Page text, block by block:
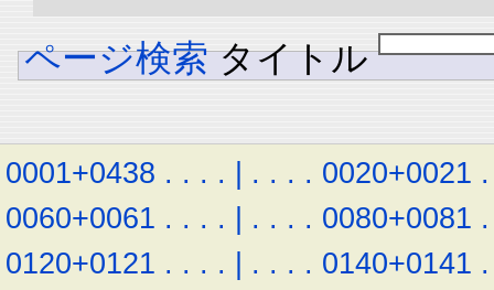
ページ検索 タイトル
0001+0438 . . . . | . . . . 0020+0021 .
0060+0061 . . . . | . . . . 0080+0081 .
0120+0121 . . . . | . . . . 0140+0141 .